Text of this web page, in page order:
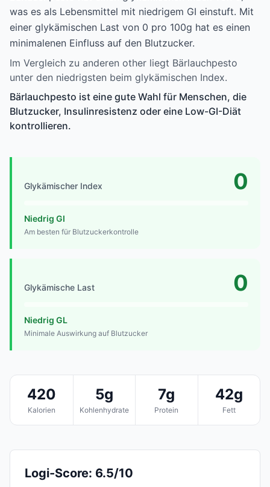
was es als Lebensmittel mit niedrigem GI einstuft. Mit
einer glykämischen Last von 0 pro 100g hat es einen
minimalenen Einfluss auf den Blutzucker.
Im Vergleich zu anderen other liegt Bärlauchpesto
unter den niedrigsten beim glykämischen Index.
Bärlauchpesto ist eine gute Wahl für Menschen, die
Blutzucker, Insulinresistenz oder eine Low-GI-Diät
kontrollieren.
Glykämischer Index 0
Niedrig GI
Am besten für Blutzuckerkontrolle
Glykämische Last 0
Niedrig GL
Minimale Auswirkung auf Blutzucker
420
Kalorien
5g
Kohlenhydrate
7g
Protein
42g
Fett
Logi-Score: 6.5/10